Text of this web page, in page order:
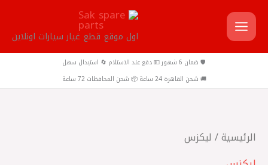
تخطي
إلى
المحتوى
اول موقع قطع غيار سيارات اونلاين
🛡️ ضمان 6 شهور 💵 دفع عند الاستلام 🔄 استبدال سهل
🚚 شحن القاهرة 24 ساعة 📦 شحن المحافظات 72 ساعة
الرئيسية/ ليكزس